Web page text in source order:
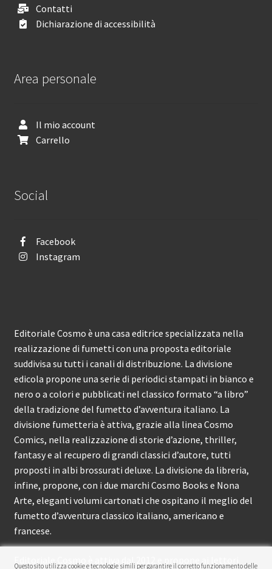
Contatti
Dichiarazione di accessibilità
Area personale
Il mio account
Carrello
Social
Facebook
Instagram
Editoriale Cosmo è una casa editrice specializzata nella
realizzazione di fumetti con una proposta editoriale
suddivisa su tutti i canali di distribuzione. La divisione
edicola propone una serie di periodici stampati in bianco e
nero o a colori e pubblicati nel classico formato “a libro”
della tradizione del fumetto d’avventura italiano. La
divisione fumetteria è attiva, grazie alla linea Cosmo
Comics, nella realizzazione di storie d’azione, thriller,
fantasy e al recupero di grandi classici d’autore, tutti
proposti in albi brossurati deluxe. La divisione da libreria,
infine, propone, con i due marchi Cosmo Books e Nona
Arte, eleganti volumi cartonati che ospitano il meglio del
fumetto d’avventura classico italiano, americano e
francese.
Questo sito utilizza cookie e tecnologie simili per garantire il corretto funzionamento delle